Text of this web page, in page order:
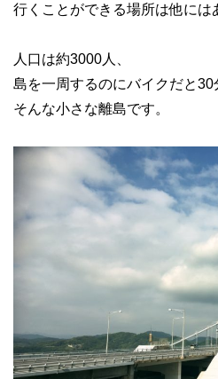
行くことができる場所は他には
人口は約3000人、
島を一周するのにバイクだと30
そんな小さな離島です。